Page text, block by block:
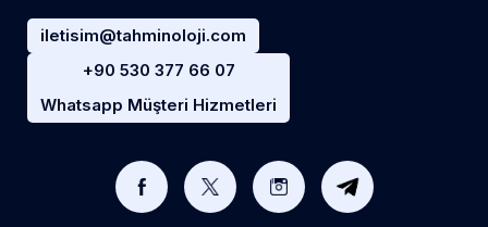
iletisim@tahminoloji.com
+90 530 377 66 07
Whatsapp Müşteri Hizmetleri